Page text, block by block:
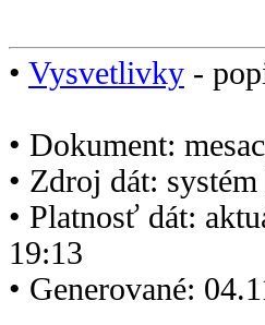
• Vysvetlivky -
• Dokument:
• Zdroj dát:
• Platnosť dát:
19:13
• Generované: